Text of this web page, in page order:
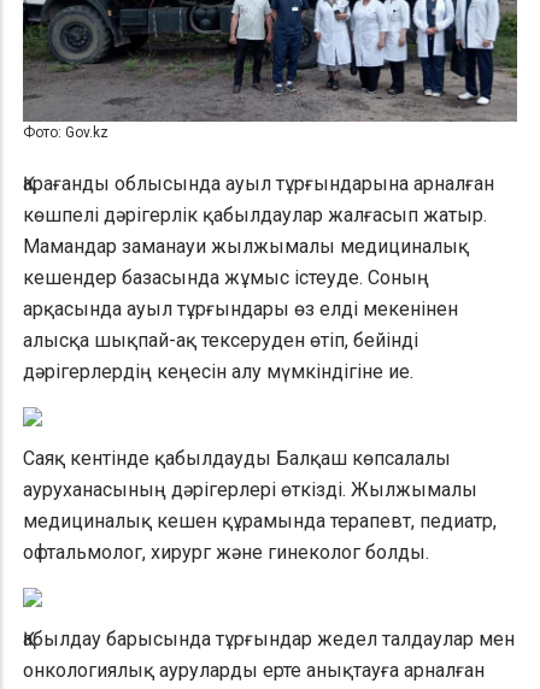
Фото: Gov.kz
Қарағанды облысында ауыл тұрғындарына арналған
көшпелі дәрігерлік қабылдаулар жалғасып жатыр.
Мамандар заманауи жылжымалы медициналық
кешендер базасында жұмыс істеуде. Соның
арқасында ауыл тұрғындары өз елді мекенінен
алысқа шықпай-ақ тексеруден өтіп, бейінді
дәрігерлердің кеңесін алу мүмкіндігіне ие.
Саяқ кентінде қабылдауды Балқаш көпсалалы
ауруханасының дәрігерлері өткізді. Жылжымалы
медициналық кешен құрамында терапевт, педиатр,
офтальмолог, хирург және гинеколог болды.
Қабылдау барысында тұрғындар жедел талдаулар мен
онкологиялық ауруларды ерте анықтауға арналған